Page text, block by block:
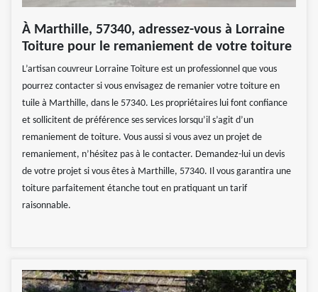
À Marthille, 57340, adressez-vous à Lorraine
Toiture pour le remaniement de votre toiture
L’artisan couvreur Lorraine Toiture est un professionnel que vous
pourrez contacter si vous envisagez de remanier votre toiture en
tuile à Marthille, dans le 57340. Les propriétaires lui font confiance
et sollicitent de préférence ses services lorsqu’il s’agit d’un
remaniement de toiture. Vous aussi si vous avez un projet de
remaniement, n’hésitez pas à le contacter. Demandez-lui un devis
de votre projet si vous êtes à Marthille, 57340. Il vous garantira une
toiture parfaitement étanche tout en pratiquant un tarif
raisonnable.